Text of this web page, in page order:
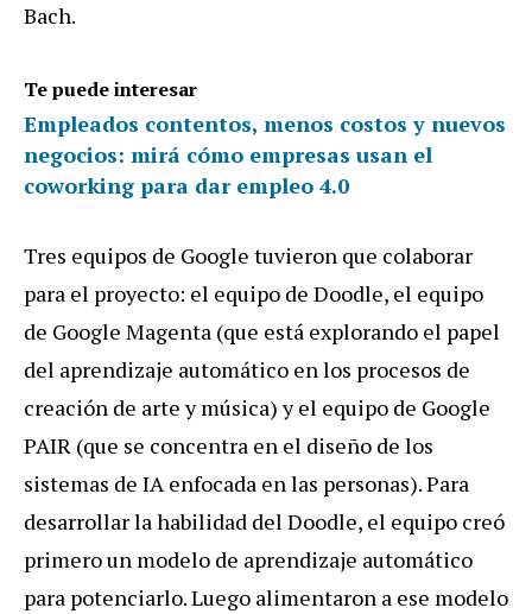
Bach.
Te puede interesar
Empleados contentos, menos costos y nuevos
negocios: mirá cómo empresas usan el
coworking para dar empleo 4.0
Tres equipos de Google tuvieron que colaborar
para el proyecto: el equipo de Doodle, el equipo
de Google Magenta (que está explorando el papel
del aprendizaje automático enlos procesos de
creación de arte y música)y el equipo de Google
PAIR (que se concentra en el diseño de los
sistemas de IA enfocada enlas personas).Para
desarrollarlahabilidad del Doodle, el equipo creó
primeroun modelo de aprendizaje automático
para potenciarlo.Luego alimentaron a ese modelo